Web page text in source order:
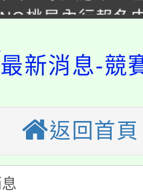
動。
桃局內行報名
桃園市運動會8/
及游泳池舉行。
低收入戶享有免
惠，中低收入戶
惠，詳情可洽有
造教育及科技中
增能研習
造教育及科技
研習
生活教案入校路
食農教育專業人
最新消息-競
返回首頁